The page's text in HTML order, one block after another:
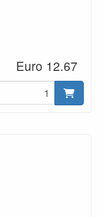
Euro 12.67